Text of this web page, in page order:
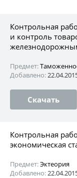
Контрольная
и контроль
Предмет:
Добавлено:
Скачать
Контрольная
экономическая
Предмет:Эктеория
Добавлено: